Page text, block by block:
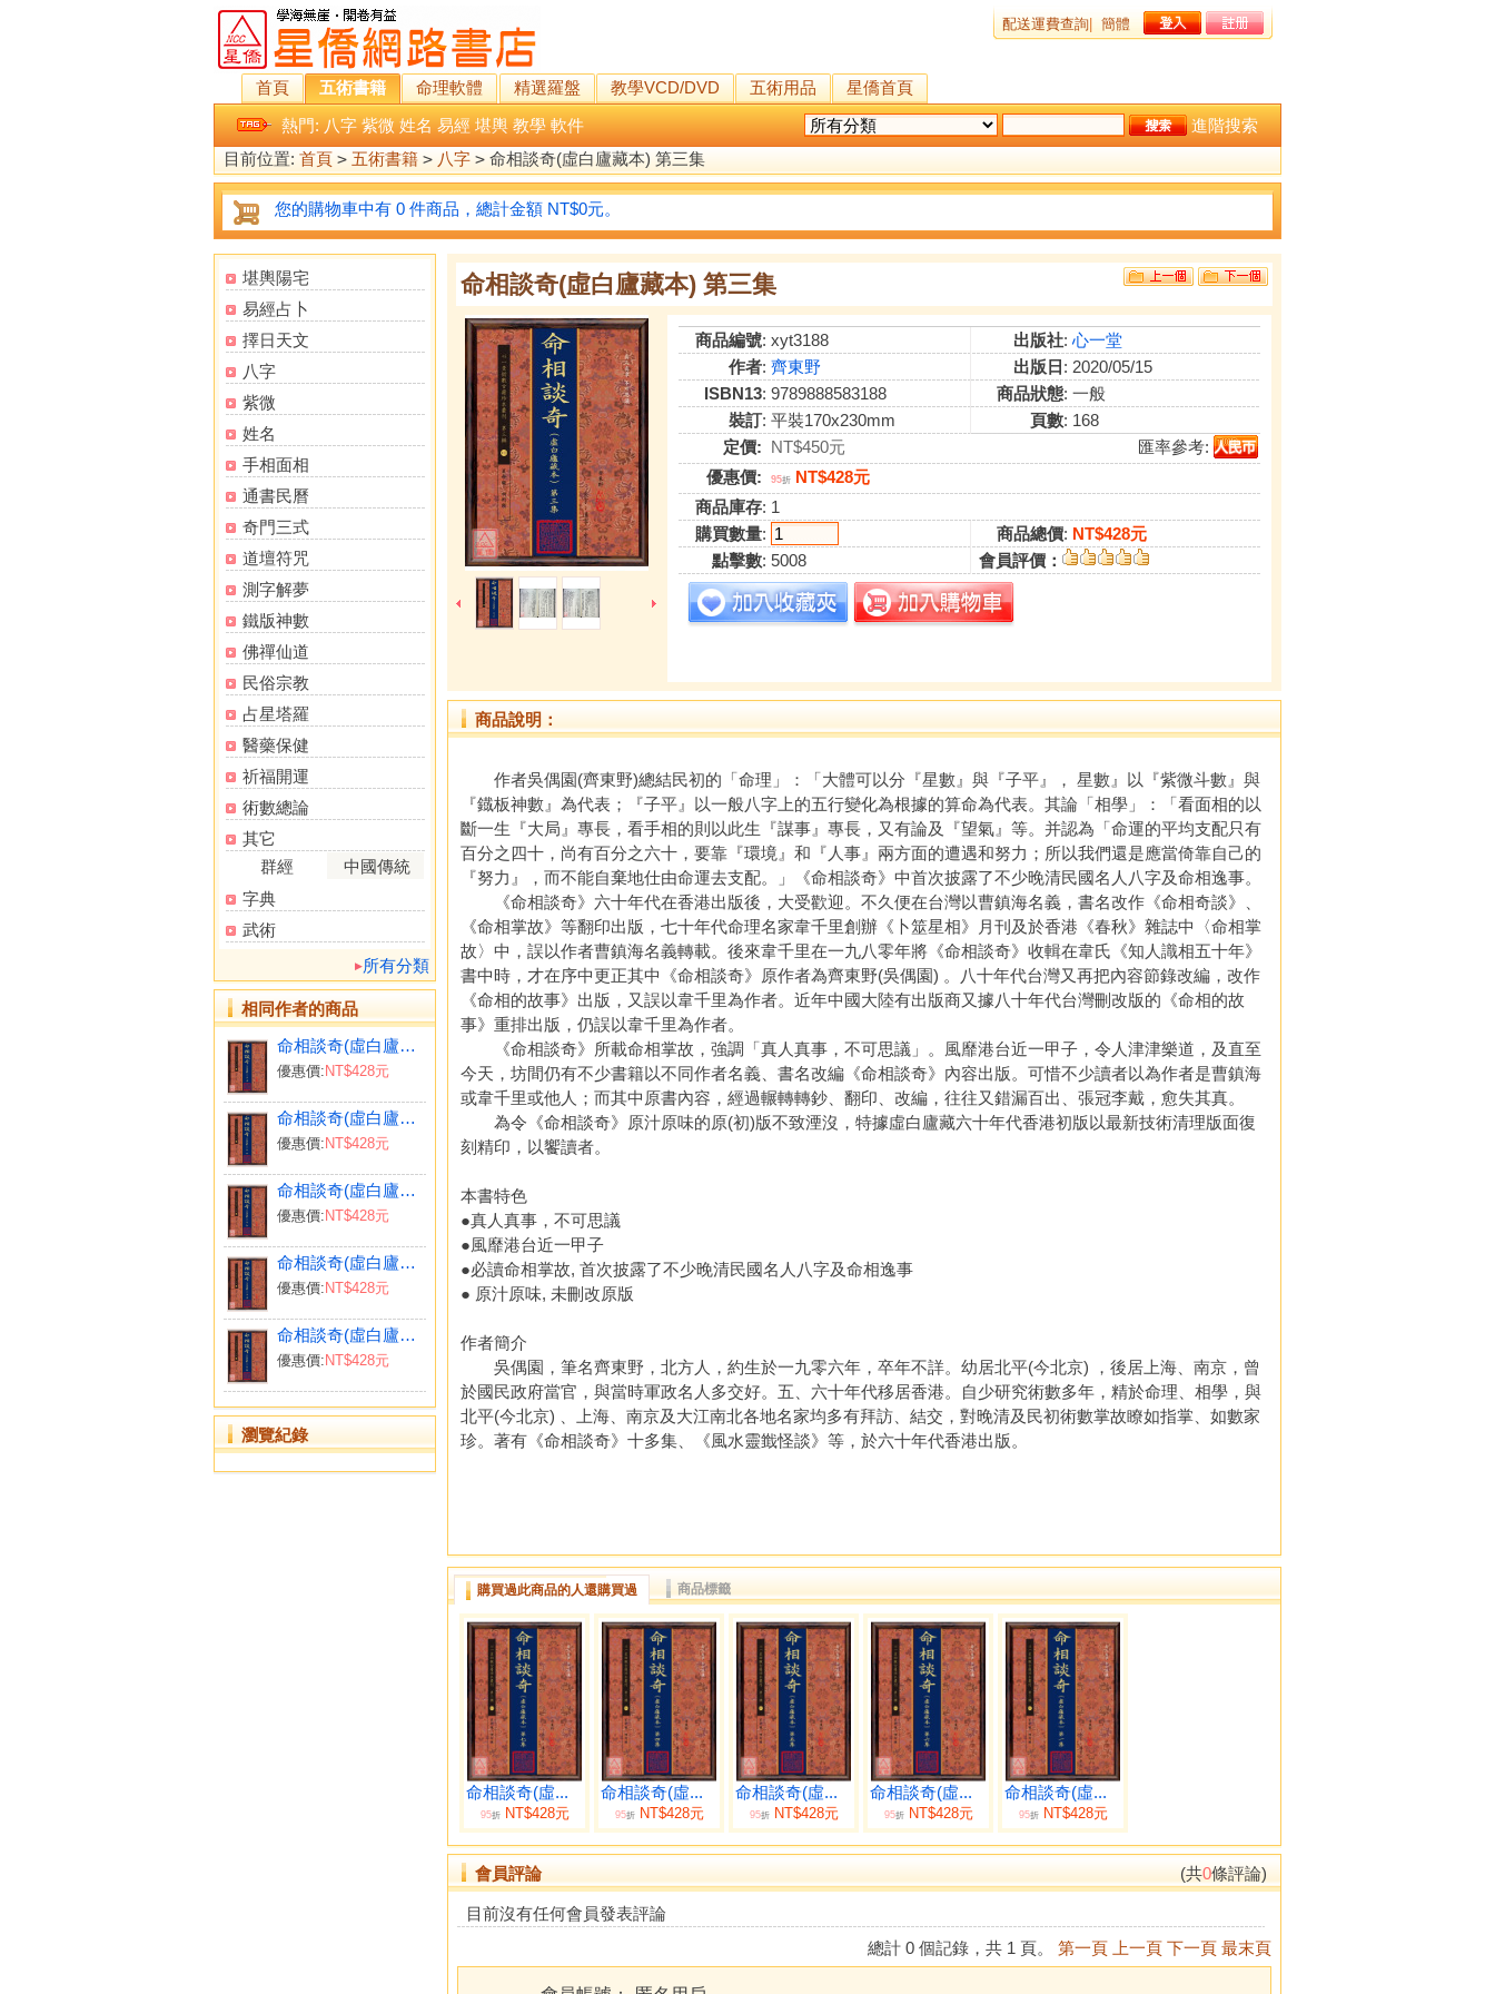
配送運費查詢 簡體
首頁 五術書籍 命理軟體 精選羅盤 教學VCD/DVD 五術用品
星僑首頁
熱門: 八字 紫微 姓名 易經 堪輿 教學 軟件
進階搜索
目前位置: 首頁 > 五術書籍 > 八字 > 命相談奇(虛白廬藏本) 第三集
您的購物車中有 0 件商品，總計金額 NT$0元。
堪輿陽宅
易經占卜
擇日天文
八字
紫微
姓名
手相面相
通書民曆
奇門三式
道壇符咒
測字解夢
鐵版神數
佛禪仙道
民俗宗教
占星塔羅
醫藥保健
祈福開運
術數總論
其它
群經
中國傳統
字典
武術
所有分類
相同作者的商品
命相談奇(虛白廬藏本) 第七集
優惠價: NT$428元
命相談奇(虛白廬藏本) 第一集
優惠價: NT$428元
命相談奇(虛白廬藏本) 第二集
優惠價: NT$428元
命相談奇(虛白廬藏本) 第六集
優惠價: NT$428元
命相談奇(虛白廬藏本) 第四集
優惠價: NT$428元
瀏覽紀錄
命相談奇(虛白廬藏本) 第三集
商品編號: xyt3188 出版社: 心一堂
作者: 齊東野 出版日 : 2020/05/15
ISBN13: 9789888583188 商品狀態: 一般
裝訂: 平裝170x230mm 頁數: 168
定價: NT$450元
匯率參考:
優惠價:
95折 NT$428元
商品庫存: 1
購買數量: 商品總價: NT$428元
點擊數: 5008 會員評價：
商品說明：
作者吳偶園(齊東野)總結民初的「命理」：「大體可以分『星數』與『子平』， 星數』以『紫微斗數』與
『鐡板神數』為代表；『子平』以一般八字上的五行變化為根據的算命為代表。其論「相學」：「看面相的以
斷一生『大局』專長，看手相的則以此生『謀事』專長，又有論及『望氣』等。并認為「命運的平均支配只有
百分之四十，尚有百分之六十，要靠『環境』和『人事』兩方面的遭遇和努力；所以我們還是應當倚靠自己的
『努力』，而不能自棄地仕由命運去支配。」《命相談奇》中首次披露了不少晚清民國名人八字及命相逸事。
《命相談奇》六十年代在香港出版後，大受歡迎。不久便在台灣以曹鎮海名義，書名改作《命相奇談》、
《命相掌故》等翻印出版，七十年代命理名家韋千里創辦《卜筮星相》月刊及於香港《春秋》雜誌中〈命相掌
故〉中，誤以作者曹鎮海名義轉載。後來韋千里在一九八零年將《命相談奇》收輯在韋氏《知人識相五十年》
書中時，才在序中更正其中《命相談奇》原作者為齊東野(吳偶園) 。八十年代台灣又再把內容節錄改編，改作
《命相的故事》出版，又誤以韋千里為作者。近年中國大陸有出版商又據八十年代台灣刪改版的《命相的故
事》重排出版，仍誤以韋千里為作者。
《命相談奇》所載命相掌故，強調「真人真事，不可思議」。風靡港台近一甲子，令人津津樂道，及直至
今天，坊間仍有不少書籍以不同作者名義、書名改編《命相談奇》內容出版。可惜不少讀者以為作者是曹鎮海
或韋千里或他人；而其中原書內容，經過輾轉轉鈔、翻印、改編，往往又錯漏百出、張冠李戴，愈失其真。
為令《命相談奇》原汁原味的原(初)版不致湮沒，特據虛白廬藏六十年代香港初版以最新技術清理版面復
刻精印，以饗讀者。
本書特色
●真人真事，不可思議
●風靡港台近一甲子
●必讀命相掌故, 首次披露了不少晚清民國名人八字及命相逸事
● 原汁原味, 未刪改原版
作者簡介
吳偶園，筆名齊東野，北方人，約生於一九零六年，卒年不詳。幼居北平(今北京) ，後居上海、南京，曾
於國民政府當官，與當時軍政名人多交好。五、六十年代移居香港。自少研究術數多年，精於命理、相學，與
北平(今北京) 、上海、南京及大江南北各地名家均多有拜訪、結交，對晚清及民初術數掌故瞭如指掌、如數家
珍。著有《命相談奇》十多集、《風水靈韱怪談》等，於六十年代香港出版。
購買過此商品的人還購買過 商品標籤
命相談奇(虛...
95折NT$428元
命相談奇(虛...
95折NT$428元
命相談奇(虛...
95折NT$428元
命相談奇(虛...
95折NT$428元
命相談奇(虛...
95折NT$428元
會員評論 (共0條評論)
目前沒有任何會員發表評論
總計 0 個記錄，共 1 頁。 第一頁 上一頁 下一頁 最末頁